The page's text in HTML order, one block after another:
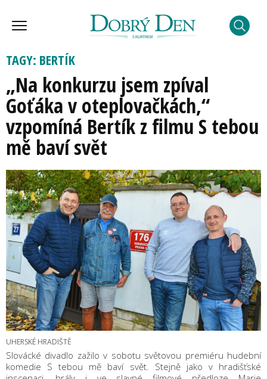
TAGY: BERTÍK
„Na konkurzu jsem zpíval
Goťáka v oteplovačkách,“
vzpomíná Bertík z filmu S tebou
mě baví svět
UHERSKÉ HRADIŠTĚ
Slovácké divadlo zažilo v sobotu světovou premiéru hudební
komedie S tebou mě baví svět. Stejně jako v hradišťské